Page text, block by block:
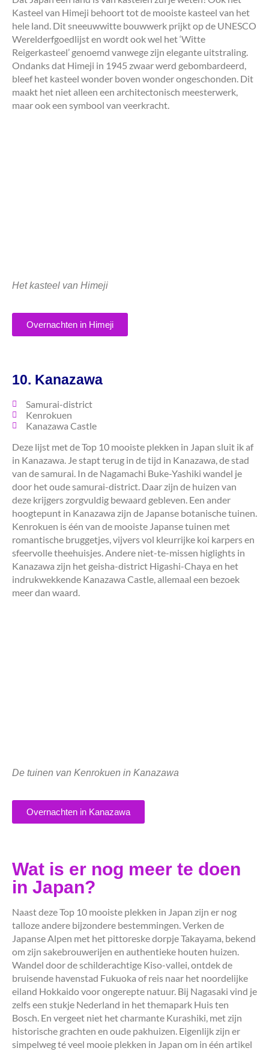
Kasteel van Himeji behoort tot de mooiste kasteel van het
hele land. Dit sneeuwwitte bouwwerk prijkt op de UNESCO
Werelderfgoedlijst en wordt ook wel het ‘Witte
Reigerkasteel’ genoemd vanwege zijn elegante uitstraling.
Ondanks dat Himeji in 1945 zwaar werd gebombardeerd,
bleef het kasteel wonder boven wonder ongeschonden. Dit
maakt het niet alleen een architectonisch meesterwerk,
maar ook een symbool van veerkracht.
Het kasteel van Himeji
Overnachten in Himeji
10. Kanazawa
Samurai-district
Kenrokuen
Kanazawa Castle
Deze lijst met de Top 10 mooiste plekken in Japan sluit ik af
in Kanazawa. Je stapt terug in de tijd in Kanazawa, de stad
van de samurai. In de Nagamachi Buke-Yashiki wandel je
door het oude samurai-district. Daar zijn de huizen van
deze krijgers zorgvuldig bewaard gebleven. Een ander
hoogtepunt in Kanazawa zijn de Japanse botanische tuinen.
Kenrokuen is één van de mooiste Japanse tuinen met
romantische bruggetjes, vijvers vol kleurrijke koi karpers en
sfeervolle theehuisjes. Andere niet-te-missen higlights in
Kanazawa zijn het geisha-district Higashi-Chaya en het
indrukwekkende Kanazawa Castle, allemaal een bezoek
meer dan waard.
De tuinen van Kenrokuen in Kanazawa
Overnachten in Kanazawa
Wat is er nog meer te doen
in Japan?
Naast deze Top 10 mooiste plekken in Japan zijn er nog
talloze andere bijzondere bestemmingen. Verken de
Japanse Alpen met het pittoreske dorpje Takayama, bekend
om zijn sakebrouwerijen en authentieke houten huizen.
Wandel door de schilderachtige Kiso-vallei, ontdek de
bruisende havenstad Fukuoka of reis naar het noordelijke
eiland Hokkaido voor ongerepte natuur. Bij Nagasaki vind je
zelfs een stukje Nederland in het themapark Huis ten
Bosch. En vergeet niet het charmante Kurashiki, met zijn
historische grachten en oude pakhuizen. Eigenlijk zijn er
simpelweg té veel mooie plekken in Japan om in één artikel